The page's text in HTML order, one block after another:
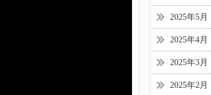
2025年5月
2025年4月
2025年3月
2025年2月